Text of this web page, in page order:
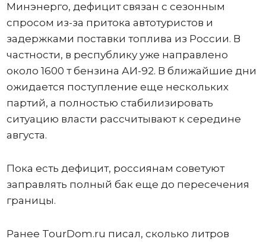
Минэнерго, дефицит связан с сезонным
спросом из-за притока автотуристов и
задержками поставки топлива из России. В
частности, в республику уже направлено
около 1600 т бензина АИ-92. В ближайшие дни
ожидается поступление еще нескольких
партий, а полностью стабилизировать
ситуацию власти рассчитывают к середине
августа.
Пока есть дефицит, россиянам советуют
заправлять полный бак еще до пересечения
границы.
Ранее TourDom.ru писал, сколько литров